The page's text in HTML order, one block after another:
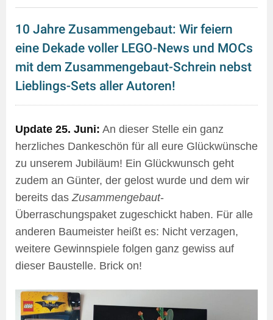
10 Jahre Zusammengebaut: Wir feiern
eine Dekade voller LEGO-News und MOCs
mit dem Zusammengebaut-Schrein nebst
Lieblings-Sets aller Autoren!
Update 25. Juni: An dieser Stelle ein ganz
herzliches Dankeschön für all eure Glückwünsche
zu unserem Jubiläum! Ein Glückwunsch geht
zudem an Günter, der gelost wurde und dem wir
bereits dasZusammengebaut-
Überraschungspaket zugeschickt haben. Für alle
anderen Baumeister heißt es: Nicht verzagen,
weitere Gewinnspiele folgen ganz gewiss auf
dieser Baustelle. Brick on!